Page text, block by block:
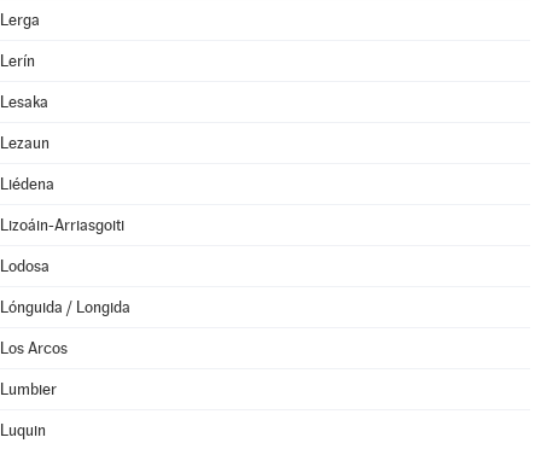
Lerga
Lerín
Lesaka
Lezaun
Liédena
Lizoáin-Arriasgoiti
Lodosa
Lónguida / Longida
Los Arcos
Lumbier
Luquin